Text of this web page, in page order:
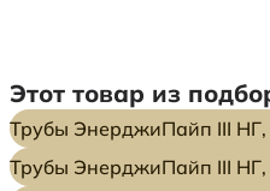
Этот товар из
Трубы ЭнерджиПайп III НГ,
Трубы ЭнерджиПайп III